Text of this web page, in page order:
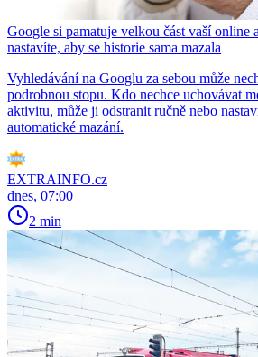
Google si pamatuje velkou část vaší online
nastavíte, aby se historie sama mazala
Vyhledávání na Googlu za sebou může
podrobnou stopu. Kdo nechce uchovávat
aktivitu, může ji odstranit ručně nebo
automatické mazání.
EXTRAINFO.cz
dnes, 07:00
2 min